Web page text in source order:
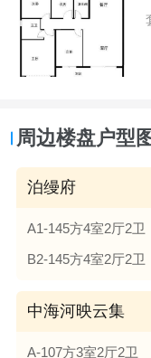
周边楼盘户型图
泊缦府
A1-145方4室2厅2卫
B2-145方4室2厅2卫
中海河映云集
A-107方3室2厅2卫